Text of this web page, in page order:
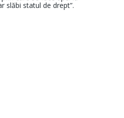
slăbi statul de drept”.